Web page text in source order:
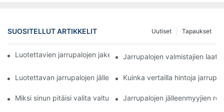
SUOSITELLUT ARTIKKELIT Tapaukset
Uutiset
Luotettavien jarrupalojen jakelijoiden löytäminen yrityksellesi
Jarrupalojen valmistajien
Luotettavan jarrupalojen jälleenmyyjän parhaat ominaisuudet
Kuinka vertailla hintoja
Miksi sinun pitäisi valita valtuutettu jarrupalojen jälleenmyyjä
Jarrupalojen jälleenmyyjien